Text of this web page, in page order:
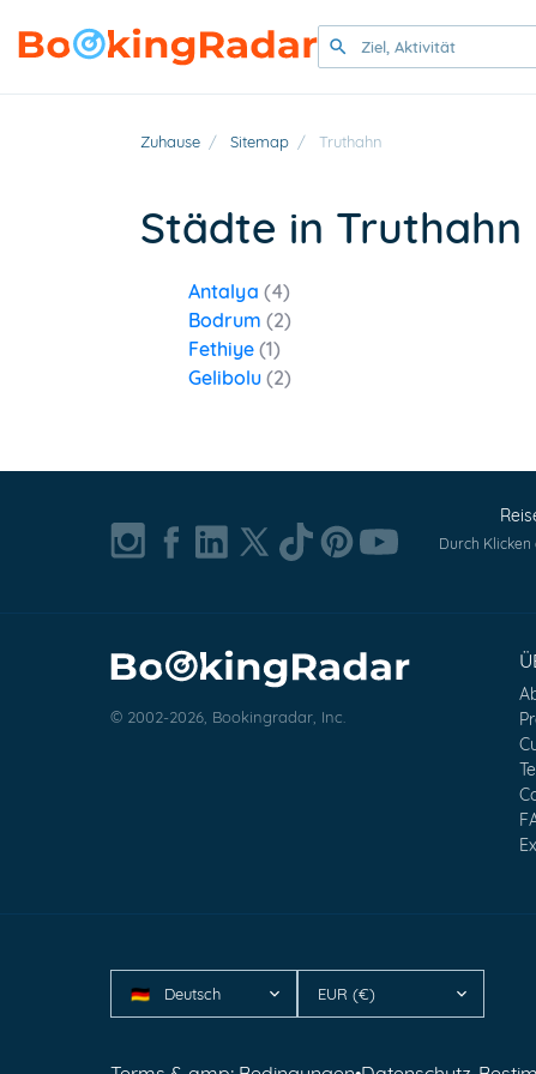
Zuhause / Sitemap / Truthahn
Städte in Truthahn
Antalya (4)
Bodrum (2)
Fethiye (1)
Gelibolu (2)
Durch
© 2002-2026, Bookingradar, Inc.
🇩🇪 Deutsch EUR (€)